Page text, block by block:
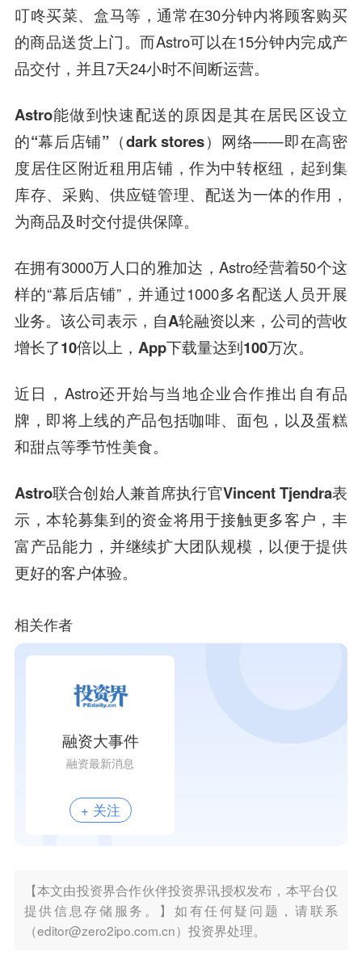
叮咚买菜、盒马等，通常在30分钟内将顾客购买
的商品送货上门。而Astro可以在15分钟内完成产
品交付，并且7天24小时不间断运营。
Astro能做到快速配送的原因是其在居民区设立
的“幕后店铺”（dark stores）网络——即在高密
度居住区附近租用店铺，作为中转枢纽，起到集
库存、采购、供应链管理、配送为一体的作用，
为商品及时交付提供保障。
在拥有3000万人口的雅加达，Astro经营着50个这
样的“幕后店铺”，并通过1000多名配送人员开展
业务。该公司表示， 自A轮融资以来，公司的营收
增长了10倍以上，App下载量达到100万次。
近日，Astro还开始与当地企业合作推出自有品
牌，即将上线的产品包括咖啡、面包，以及蛋糕
和甜点等季节性美食。
Astro联合创始人兼首席执行官Vincent Tjendra表
示，本轮募集到的资金将用于接触更多客户，丰
富产品能力，并继续扩大团队规模，以便于提供
更好的客户体验。
相关作者
融资大事件
融资最新消息
+ 关注
【本文由投资界合作伙伴投资界讯授权发布，本平台仅
提供信息存储服务。】如有任何疑问题，请联系
（editor@zero2ipo.com.cn）投资界处理。